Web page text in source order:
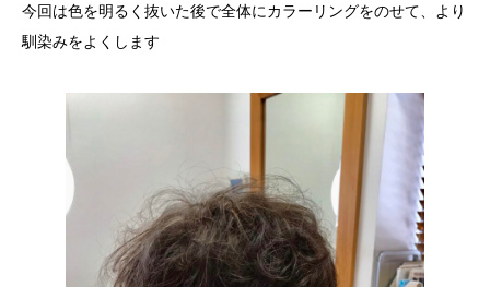
今回は色を明るく抜いた後で全体にカラーリングをのせて、より
馴染みをよくします